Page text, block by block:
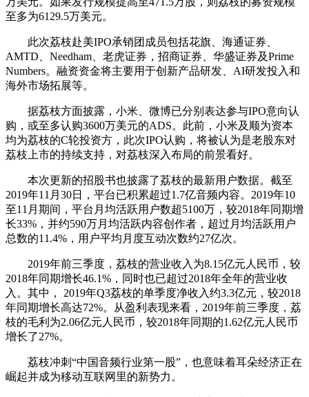
至多为6129.5万美元。
此次荔枝赴美IPO承销团成员包括花旗、海通证券、
AMTD、Needham、老虎证券，招商证券、华盛证券及Prime
Numbers。融资资金将主要用于创新产品研发、AI研发投入和
海外市场拓展等。
据荔枝方面披露，小米、微博已分别表达参与IPO意向认
购，或至多认购3600万美元的ADS。此前，小米及顺为资本
均为荔枝的C轮投资方，此次IPO认购，将被认为是老股东对
荔枝上市的持续支持，对荔枝深入布局的前景看好。
本次更新的招股书也披露了荔枝的最新用户数据。截至
2019年11月30日，平台已积累超过1.7亿音频内容。2019年10
至11月期间，平台月均活跃用户数超5100万，较2018年同期增
长33%，并约590万月均活跃内容创作者，超过月均活跃用户
总数的11.4%，用户平均月度互动次数约27亿次。
2019年前三季度，荔枝的营业收入为8.15亿元人民币，较
2018年同期增长46.1%，同时也已超过2018年全年的营业收
入。其中， 2019年Q3荔枝的单季度净收入约3.3亿元，较2018
年同期增长高达72%。从盈利表现来看，2019年前三季度，荔
枝的毛利为2.06亿元人民币，较2018年同期的1.62亿元人民币
增长了27%。
荔枝冲刺“中国音频行业第一股”，也意味着耳朵经济正在
崛起并成为移动互联网里的新势力。